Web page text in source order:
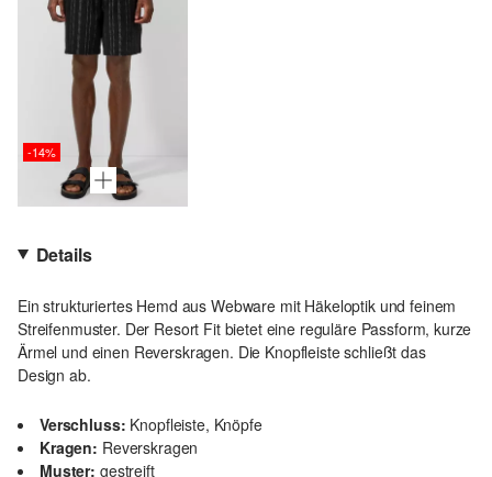
-14%
Details
Ein strukturiertes Hemd aus Webware mit Häkeloptik und feinem
Streifenmuster. Der Resort Fit bietet eine reguläre Passform, kurze
Ärmel und einen Reverskragen. Die Knopfleiste schließt das
Design ab.
Verschluss: Knopfleiste, Knöpfe
Kragen: Reverskragen
Muster: gestreift